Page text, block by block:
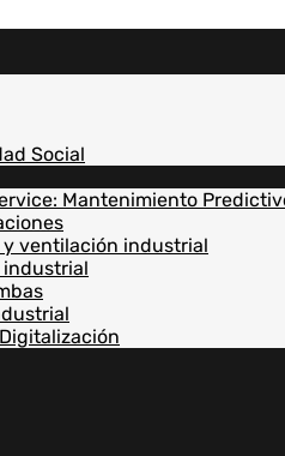
Social
Mantenimiento
y ventilación industrial
industrial